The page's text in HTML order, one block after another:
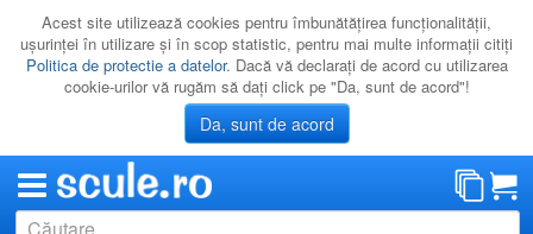
Acest site utilizează cookies pentru îmbunătăţirea funcţionalităţii,
uşurinţei în utilizare şi în scop statistic, pentru mai multe informaţii citiţi
Politica de protectie a datelor. Dacă vă declaraţi de acord cu utilizarea
cookie-urilor vă rugăm să daţi click pe "Da, sunt de acord"!
Da, sunt de acord